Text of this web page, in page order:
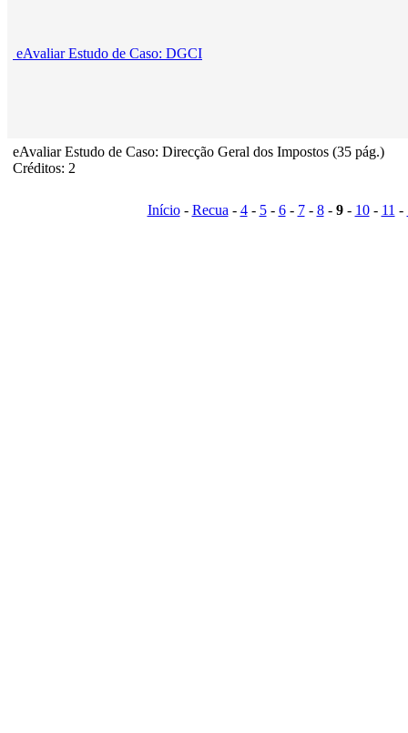
eAvaliar Estudo de Caso: DGCI
eAvaliar Estudo de Caso: Direcção Geral dos Impostos (35 pág.)
Créditos: 2
Início- Recua- 4- 5- 6- 7- 8- 9- 10- 11 -